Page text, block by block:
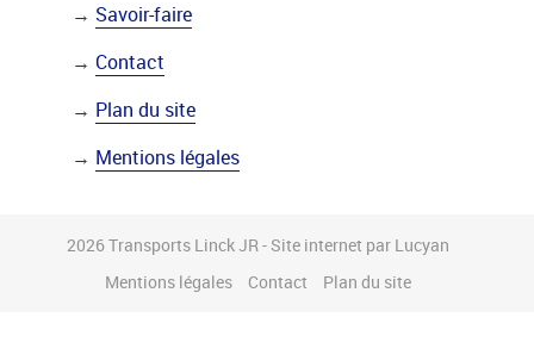
→ Savoir-faire
→ Contact
→ Plan du site
→ Mentions légales
2026 Transports Linck JR -Site internet par Lucyan
Mentions légales
Contact Plan du site